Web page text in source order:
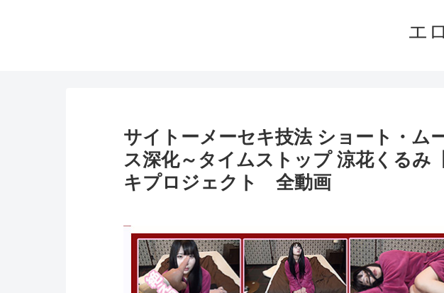
エ
サイトーメーセキ技法 ショート・ム
ス深化～タイムストップ 涼花くるみ
キプロジェクト 全動画